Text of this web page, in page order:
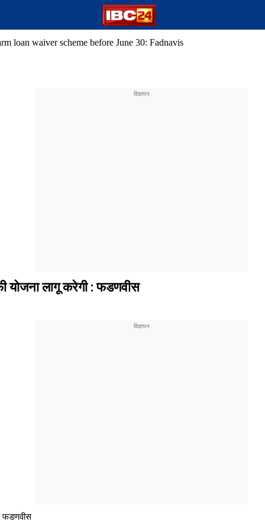
loan waiver scheme before June 30: Fadnavis
योजना लागू करेगी : फडणवीस
फडणवीस